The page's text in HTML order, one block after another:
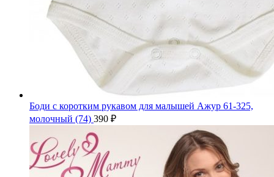
Боди с коротким рукавом для малышей Ажур 61-325,
молочный (74) 390 ₽